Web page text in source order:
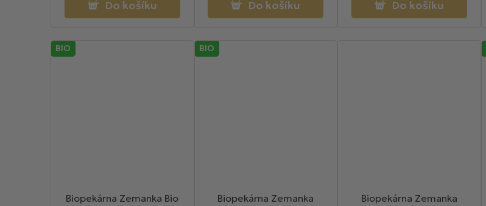
Do košíku Do košíku Do košíku
BIO
Biopekárna Zemanka Bio
BIO
Biopekárna Zemanka
Biopekárna Zemanka